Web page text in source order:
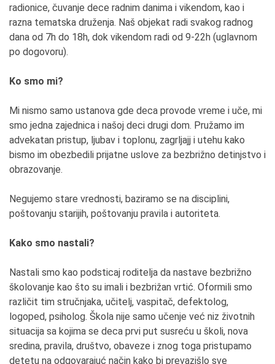
radionice, čuvanje dece radnim danima i vikendom, kao i
razna tematska druženja. Naš objekat radi svakog radnog
dana od 7h do 18h, dok vikendom radi od 9-22h (uglavnom
po dogovoru).
Ko smo mi?
Mi nismo samo ustanova gde deca provode vreme i uče, mi
smo jedna zajednica i našoj deci drugi dom. Pružamo im
advekatan pristup, ljubav i toplonu, zagrljajj i utehu kako
bismo im obezbedili prijatne uslove za bezbrižno detinjstvo i
obrazovanje.
Negujemo stare vrednosti, baziramo se na disciplini,
poštovanju starijih, poštovanju pravila i autoriteta.
Kako smo nastali?
Nastali smo kao podsticaj roditelja da nastave bezbrižno
školovanje kao što su imali i bezbrižan vrtić. Oformili smo
različit tim stručnjaka, učitelj, vaspitač, defektolog,
logoped, psiholog. Škola nije samo učenje već niz životnih
situacija sa kojima se deca prvi put susreću u školi, nova
sredina, pravila, društvo, obaveze i znog toga pristupamo
detetu na odgovarajuć način kako bi prevazišlo sve